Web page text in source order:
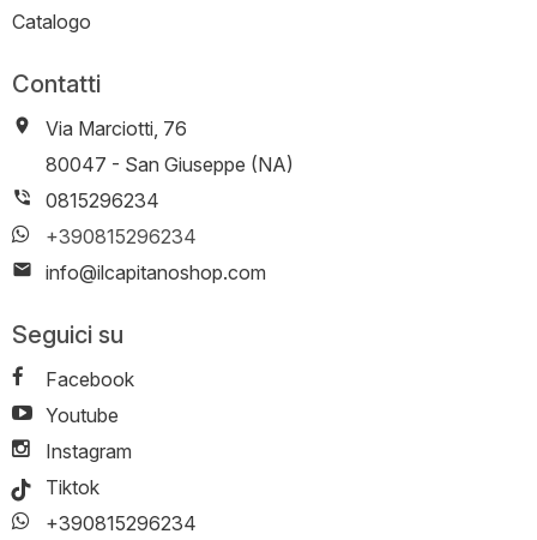
Catalogo
Contatti
Via Marciotti, 76
-
80047 - San Giuseppe (NA)
0815296234
+390815296234
info@ilcapitanoshop.com
Seguici su
Facebook
Youtube
Instagram
Tiktok
+390815296234